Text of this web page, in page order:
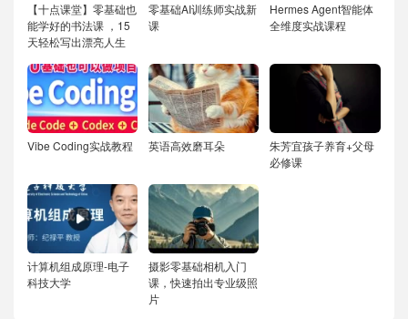
【十点课堂】零基础也
能学好的书法课 ，15
天轻松写出漂亮人生
零基础AI训练师实战新
课
Hermes Agent智能体
全维度实战课程
Vibe Coding实战教程 英语高效磨耳朵
朱芳宜孩子养育+父母
必修课
计算机组成原理-电子
科技大学
摄影零基础相机入门
课，快速拍出专业级照
片